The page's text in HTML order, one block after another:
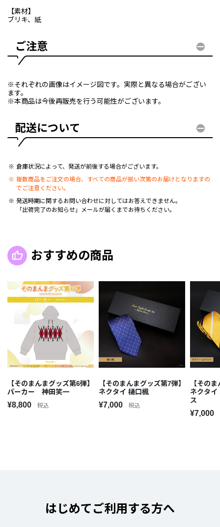
【素材】
ブリキ、紙
ご注意
※それぞれの画像はイメージ図です。実際と異なる場合がござい
ます。
※本商品は今後再販売を行う可能性がございます。
配送について
倉庫状況によって、発送が前後する場合がございます。
複数商品をご注文の場合、すべての商品が揃い次第のお届けとなりますの
でご注意ください。
発送時期に関するお問い合わせに対してはお答えできません。
「出荷完了のお知らせ」メールが届くまでお待ちください。
おすすめの商品
【そのまんまグッズ第6弾】
パーカー 神田笑一
¥8,800 税込
【そのまんまグッズ第7弾】
ネクタイ 樋口楓
¥7,000 税込
【その
ネクタイ
ス
¥7,000
はじめてご利用する方へ